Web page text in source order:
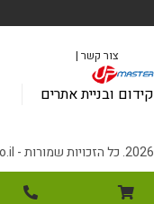
צור קשר |
קידום ובניית אתרים